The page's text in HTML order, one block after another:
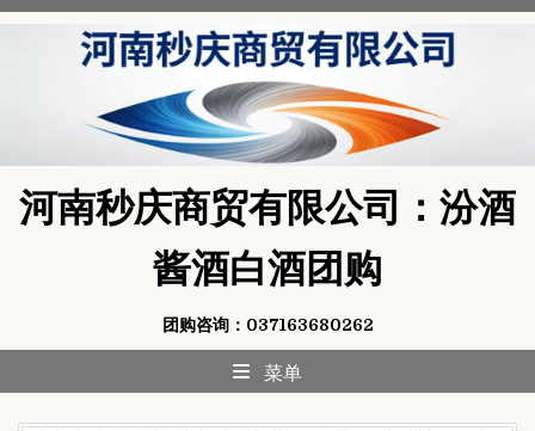
Skip
河南秒庆商贸有限公司：汾酒
酱酒白酒团购
团购咨询：037163680262
菜单